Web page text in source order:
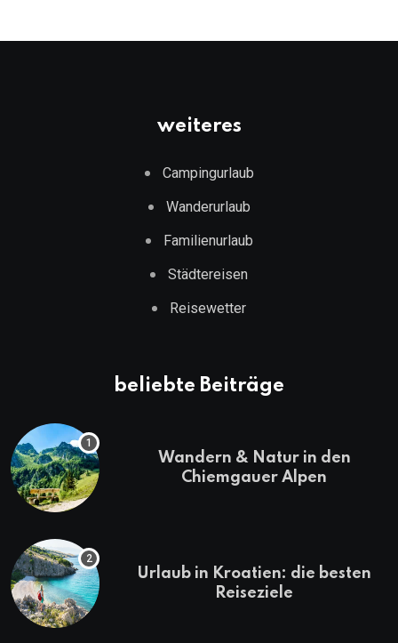
weiteres
Campingurlaub
Wanderurlaub
Familienurlaub
Städtereisen
Reisewetter
beliebte Beiträge
Wandern & Natur in den
Chiemgauer Alpen
Urlaub in Kroatien: die besten
Reiseziele